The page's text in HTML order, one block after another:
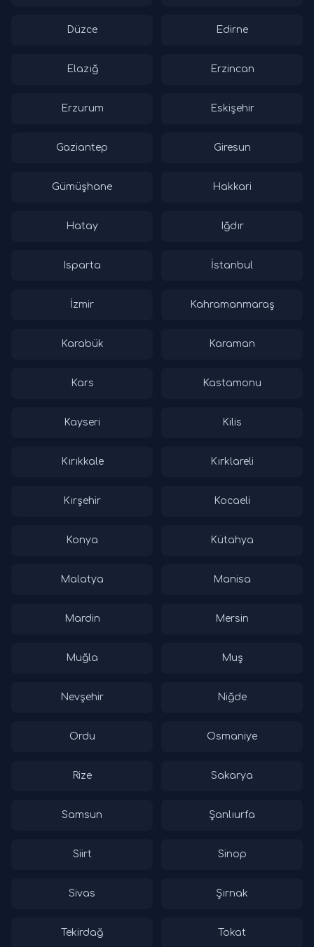
Düzce Edirne
Elazığ Erzincan
Erzurum Eskişehir
Gaziantep Giresun
Gümüşhane Hakkari
Hatay Iğdır
Isparta İstanbul
İzmir Kahramanmaraş
Karabük Karaman
Kars Kastamonu
Kayseri Kilis
Kırıkkale Kırklareli
Kırşehir Kocaeli
Konya Kütahya
Malatya Manisa
Mardin Mersin
Muğla Muş
Nevşehir Niğde
Ordu Osmaniye
Rize Sakarya
Samsun Şanlıurfa
Siirt Sinop
Sivas Şırnak
Tekirdağ Tokat